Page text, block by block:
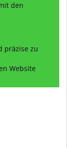
den
präzise zu
Website